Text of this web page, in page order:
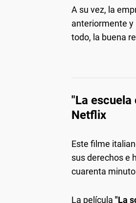
A su vez, la
anteriormente y
todo, la buena
"La
Netflix
Este filme
sus derechos e
cuarenta
La película "La